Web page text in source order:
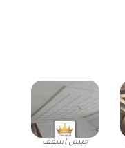
جبس اسقف